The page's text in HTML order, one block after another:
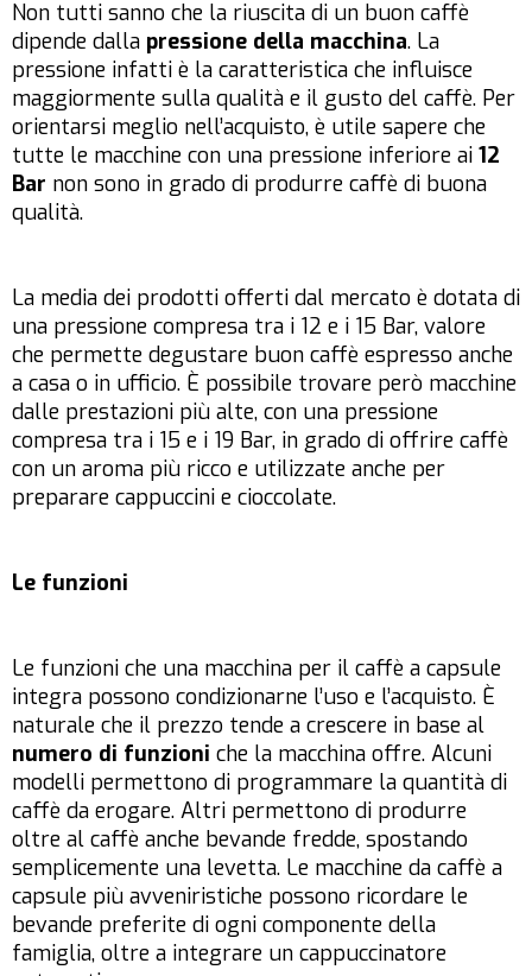
Non tutti sanno che la riuscita di un buon caffè
dipende dalla pressione della macchina. La
pressione infatti è la caratteristica che influisce
maggiormente sulla qualità e il gusto del caffè. Per
orientarsi meglio nell’acquisto, è utile sapere che
tutte le macchine con una pressione inferiore ai 12
Bar non sono in grado di produrre caffè di buona
qualità.
La media dei prodotti offerti dal mercato è dotata di
una pressione compresa tra i 12 e i 15 Bar, valore
che permette degustare buon caffè espresso anche
a casa o in ufficio. È possibile trovare però macchine
dalle prestazioni più alte, con una pressione
compresa tra i 15 e i 19 Bar, in grado di offrire caffè
con un aroma più ricco e utilizzate anche per
preparare cappuccini e cioccolate.
Le funzioni
Le funzioni che una macchina per il caffè a capsule
integra possono condizionarne l’uso e l’acquisto. È
naturale che il prezzo tende a crescere in base al
numero di funzioni che la macchina offre. Alcuni
modelli permettono di programmare la quantità di
caffè da erogare. Altri permettono di produrre
oltre al caffè anche bevande fredde, spostando
semplicemente una levetta. Le macchine da caffè a
capsule più avveniristiche possono ricordare le
bevande preferite di ogni componente della
famiglia, oltre a integrare un cappuccinatore